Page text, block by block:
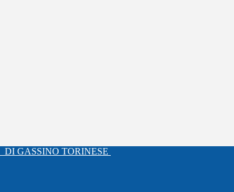
DI GASSINO TORINESE